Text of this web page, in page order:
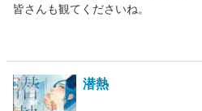
皆さんも観てくださいね。
潜熱